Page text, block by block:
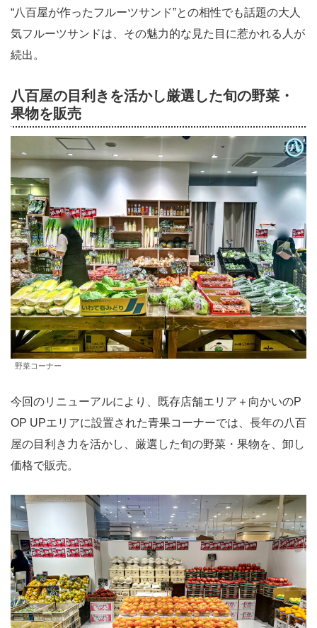
“八百屋が作ったフルーツサンド”との相性でも話題の大人
気フルーツサンドは、その魅力的な見た目に惹かれる人が
続出。
八百屋の目利きを活かし厳選した旬の野菜・
果物を販売
野菜コーナー
今回のリニューアルにより、既存店舗エリア＋向かいのP
OP UPエリアに設置された青果コーナーでは、長年の八百
屋の目利き力を活かし、厳選した旬の野菜・果物を、卸し
価格で販売。